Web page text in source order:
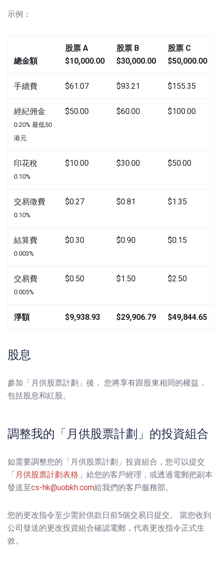
示例：
總金額
股票 A
$10,000.00
股票 B
$30,000.00
股票 C
$50,000.00
手續費 $61.07 $93.21 $155.35
經紀佣金
0.20% 最低50
港元
$50.00 $60.00 $100.00
印花稅
0.10%
$10.00 $30.00 $50.00
交易徵費
0.10%
$0.27 $0.81 $1.35
結算費
0.003%
$0.30 $0.90 $0.15
交易費
0.005%
$0.50 $1.50 $2.50
淨額 $9,938.93 $29,906.79 $49,844.65
股息
參加「月供股票計劃」後， 您將享有跟股東相同的權益，
包括股息和紅股。
調整我的「月供股票計劃」的投資組合
如需要調整您的「月供股票計劃」投資組合，您可以提交
「月供股票計劃表格 」給您的客戶經理，或透過電郵把副本
發送至cs-hk@uobkh.com給我們的客戶服務部。
您的更改指令至少需於供款日前5個交易日提交。 當您收到
公司發送的更改投資組合確認電郵，代表更改指令正式生
效。